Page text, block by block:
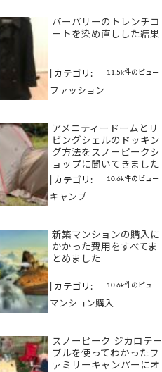
バーバリーのトレンチコ
ートを染め直しした結果
11.5k件のビュー
カテゴリ:
ファッション
アメニティードームとリ
ビングシェルのドッキン
グ方法をスノーピークシ
ョップに聞いてきました
10.6k件のビュー
カテゴリ:
キャンプ
新築マンションの購入に
かかった費用をすべてま
とめました
10.6k件のビュー
カテゴリ:
マンション購入
スノーピーク ジカロテー
ブルを使ってわかったフ
ァミリーキャンパーにオ